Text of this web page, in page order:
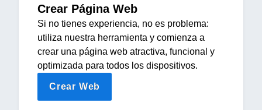
Crear Página Web
Si no tienes experiencia, no es problema:
utiliza nuestra herramienta y comienza a
crear una página web atractiva, funcional y
optimizada para todos los dispositivos.
Crear Web